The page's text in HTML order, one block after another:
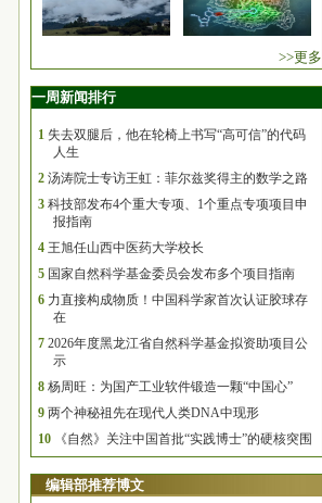
>>更多
一周新闻排行
1 失去双腿后，他在轮椅上书写“高可信”的代码
人生
2 汤涛院士专访王虹：菲尔兹奖得主的数学之路
3 科技部发布4个重大专项、1个重点专项项目申
报指南
4 王旭任山西中医药大学校长
5 国家自然科学基金委员会发布多个项目指南
6 力直接构成物质！中国科学家首次认证胶球存
在
7 2026年度黑龙江省自然科学基金拟资助项目公
示
8 杨周旺：为国产工业软件锻造一颗“中国心”
9 两个神秘祖先在现代人类DNA中现形
10
《自然》关注中国首批“实践博士”的硬核突围
编辑部推荐博文